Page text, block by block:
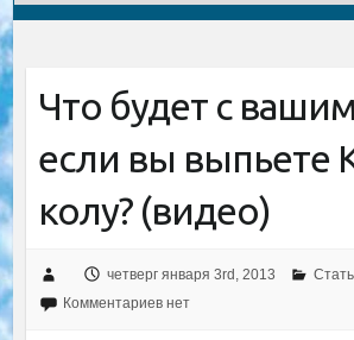
Что будет с
если вы выпьете
колу? (видео)
четверг января 3rd, 2013
Комментариев нет